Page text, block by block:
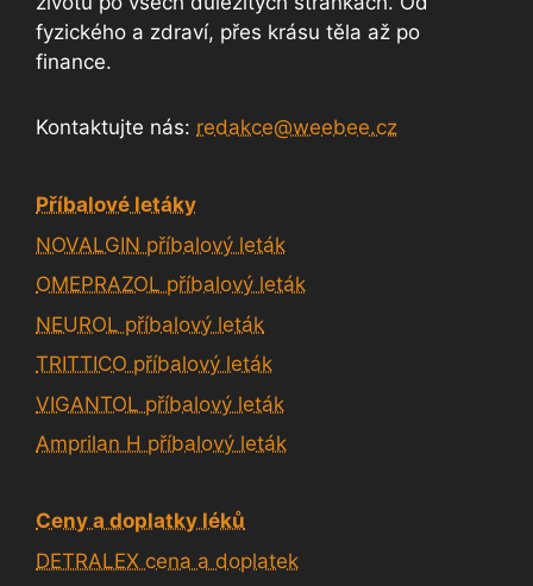
fyzického a zdraví, přes krásu těla až po
finance.
Kontaktujte nás: redakce@weebee.cz
Příbalové letáky
NOVALGIN příbalový leták
OMEPRAZOL příbalový leták
NEUROL příbalový leták
TRITTICO příbalový leták
VIGANTOL příbalový leták
Amprilan H příbalový leták
Ceny a doplatky léků
DETRALEX cena a doplatek